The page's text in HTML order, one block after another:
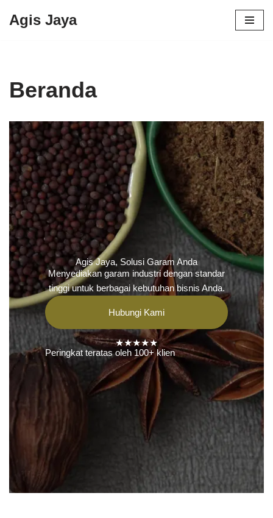
Agis Jaya
Beranda
Agis Jaya, Solusi Garam Anda
Menyediakan garam industri dengan standar
tinggi untuk berbagai kebutuhan bisnis Anda.
Hubungi Kami
★★★★★
Peringkat teratas oleh 100+ klien